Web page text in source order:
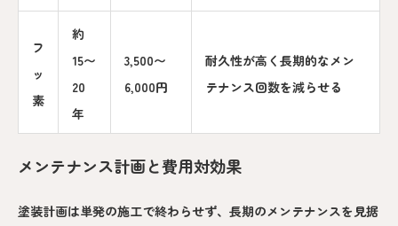
フ
ッ
素
約
15〜
20
年
3,500〜
6,000円
耐久性が高く長期的なメン
テナンス回数を減らせる
メンテナンス計画と費用対効果
塗装計画は単発の施工で終わらせず、長期のメンテナンスを見据